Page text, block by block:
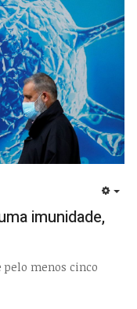
imunidade,
pelo menos cinco